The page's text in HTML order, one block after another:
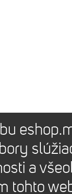
a
tohto